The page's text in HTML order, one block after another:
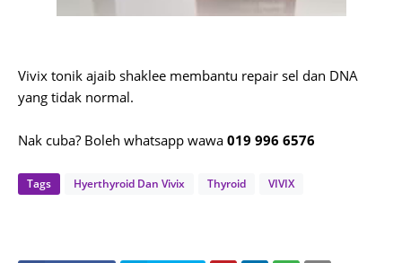
Vivix tonik ajaib shaklee membantu repair sel dan DNA
yang tidak normal.
Nak cuba? Boleh whatsapp wawa 019 996 6576
Tags Hyerthyroid Dan Vivix Thyroid VIVIX